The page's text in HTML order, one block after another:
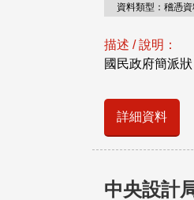
資料類型：稽憑
描述 / 說明：
國民政府簡派
詳細資料
中央設計